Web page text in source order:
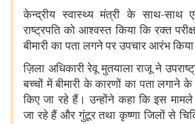
केन्द्रीय स्वास्थ्य मंत्री के साथ-
राष्ट्रपति को आश्वस्त किया कि रक्त
बीमारी का पता लगने पर उपचार आरंभ किया
ज़िला अधिकारी रेवू मुतयाला राजू ने
बच्चों में बीमारी के कारणों का पता लगाने
किए जा रहे हैं। उन्होंने कहा कि इस मामले
जा रहे हैं और गुंटूर तथा कृष्णा जिलों से